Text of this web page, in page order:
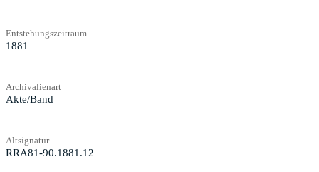
Entstehungszeitraum
1881
Archivalienart
Akte/Band
Altsignatur
RRA81-90.1881.12